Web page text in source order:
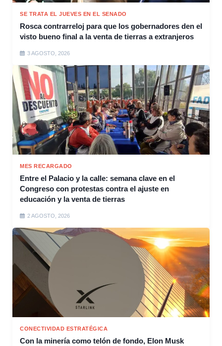
SE TRATA EL JUEVES EN EL SENADO
Rosca contrarreloj para que los gobernadores den el
visto bueno final a la venta de tierras a extranjeros
3 AGOSTO, 2026
MES RECARGADO
Entre el Palacio y la calle: semana clave en el
Congreso con protestas contra el ajuste en
educación y la venta de tierras
2 AGOSTO, 2026
CONECTIVIDAD ESTRATÉGICA
Con la minería como telón de fondo, Elon Musk